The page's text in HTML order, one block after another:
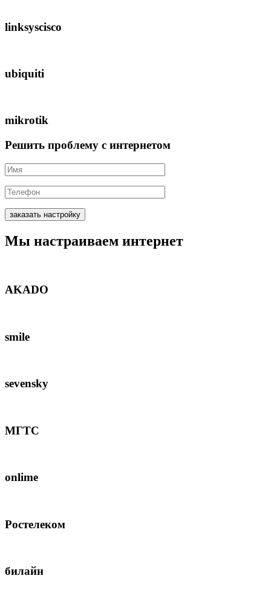
linksyscisco
ubiquiti
mikrotik
Решить проблему с интернетом
заказать настройку
Мы настраиваем интернет
AKADO
smile
sevensky
МГТС
onlime
Ростелеком
билайн